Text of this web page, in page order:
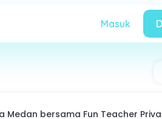
Masuk
bersama Fun Teacher